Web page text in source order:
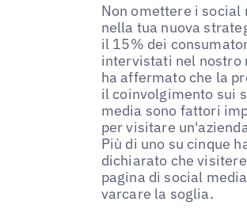
Non omettere i social
nella tua nuova
il 15% dei
intervistati nel nostro
ha affermato che la
il coinvolgimento sui
media sono fattori
per visitare
Più di uno su cinque
dichiarato che
pagina di social
varcare la soglia.